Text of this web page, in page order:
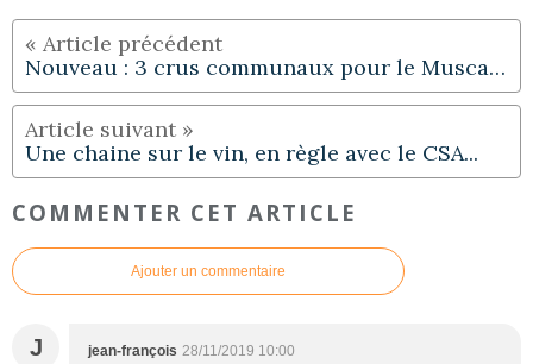
Nouveau : 3 crus communaux pour le Muscadet !
Une chaine sur le vin, en règle avec le CSA...
COMMENTER CET ARTICLE
Ajouter un commentaire
J jean-françois 28/11/2019 10:00